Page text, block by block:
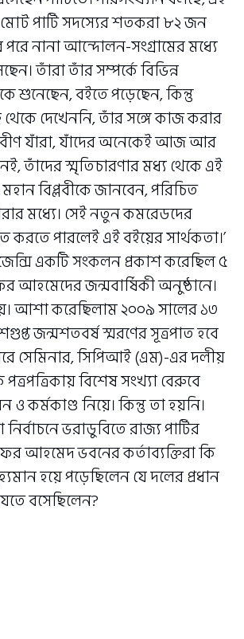
পার্টি সদস্যের শতকরা ৮২ জন
নানা আন্দোলন-সংগ্রামের মধ্যে
তাঁরা তাঁর সম্পর্কে বিভিন্ন
শুনেছেন, বইতে পড়েছেন, কিন্তু
দেখেননি, তাঁর সঙ্গে কাজ করার
যাঁরা, যাঁদের অনেকেই আজ আর
তাঁদের স্মৃতিচারণার মধ্য থেকে এই
বিপ্লবীকে জানবেন, পরিচিত
মধ্যে। সেই নতুন কমরেডদের
করতে পারলেই এই বইয়ের সার্থকতা।’
একটি সংকলন প্রকাশ করেছিল ৫
জন্মবার্ষিকী অনুষ্ঠানে।
আশা করেছিলাম ২০০৯ সালের ১৩
জন্মশতবর্ষ স্মরণের সূত্রপাত হবে
সেমিনার, সিপিআই (এম)-এর দলীয়
বিশেষ সংখ্যা বেরুবে
ও কর্মকাণ্ড নিয়ে। কিন্তু তা হয়নি।
ভরাডুবিতে রাজ্য পার্টির
আহমেদ ভবনের কর্তাব্যক্তিরা কি
হয়ে পড়েছিলেন যে দলের প্রধান
বসেছিলেন?